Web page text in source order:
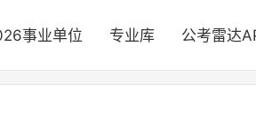
事业单位 专业库 公考雷达